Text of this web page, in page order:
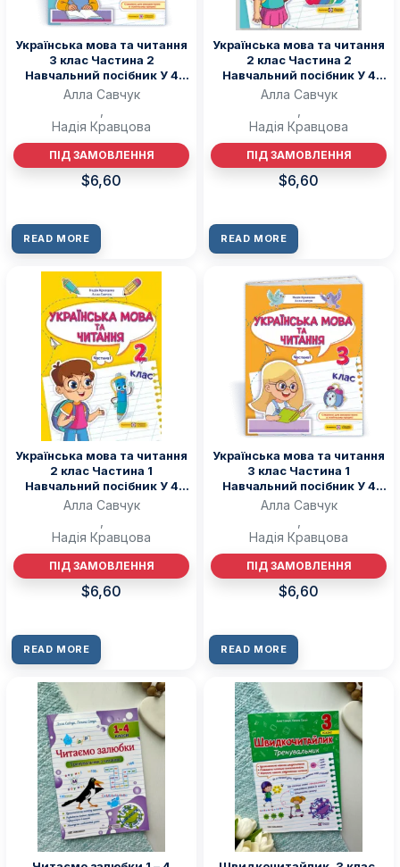
Українська мова та читання
3 клас Частина 2
Навчальний посібник У 4
чотирьох частинах — Н.
Кравцова, А. Савчук)
Алла Савчук
Надія Кравцова
ПІД ЗАМОВЛЕННЯ
$6,60
READ MORE
Українська мова та читання
2 клас Частина 2
Навчальний посібник У 4
чотирьох частинах — Н.
Кравцова, А. Савчук (Copy)
Алла Савчук
Надія Кравцова
ПІД ЗАМОВЛЕННЯ
$6,60
READ MORE
Українська мова та читання
2 клас Частина 1
Навчальний посібник У 4
чотирьох частинах — Н.
Кравцова, А. Савчук
Алла Савчук
Надія Кравцова
ПІД ЗАМОВЛЕННЯ
$6,60
READ MORE
Українська мова та читання
3 клас Частина 1
Навчальний посібник У 4
чотирьох частинах — Н.
Кравцова, А. Савчук)
Алла Савчук
Надія Кравцова
ПІД ЗАМОВЛЕННЯ
$6,60
READ MORE